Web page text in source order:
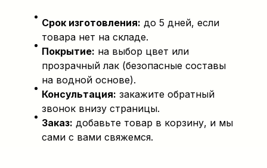
Срок изготовления: до 5 дней, если
товара нет на складе.
Покрытие: на выбор цвет или
прозрачный лак (безопасные составы
на водной основе).
Консультация: закажите обратный
звонок внизу страницы.
Заказ: добавьте товар в корзину, и мы
сами с вами свяжемся.